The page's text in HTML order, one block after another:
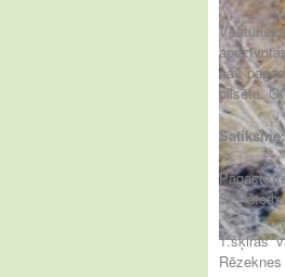
nav
pilsētu.
Satiksme:
Pagasta
1.šķiras